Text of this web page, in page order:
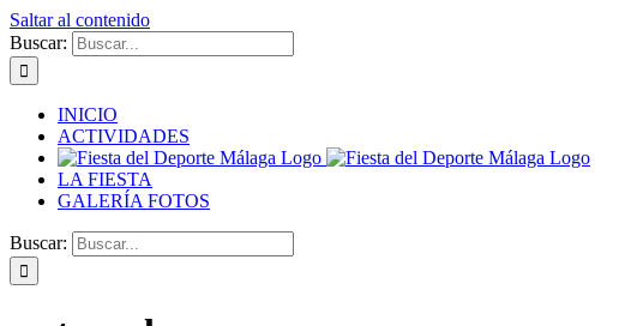
Saltar al contenido
Buscar:
INICIO
ACTIVIDADES
LA FIESTA
GALERÍA FOTOS
Buscar: